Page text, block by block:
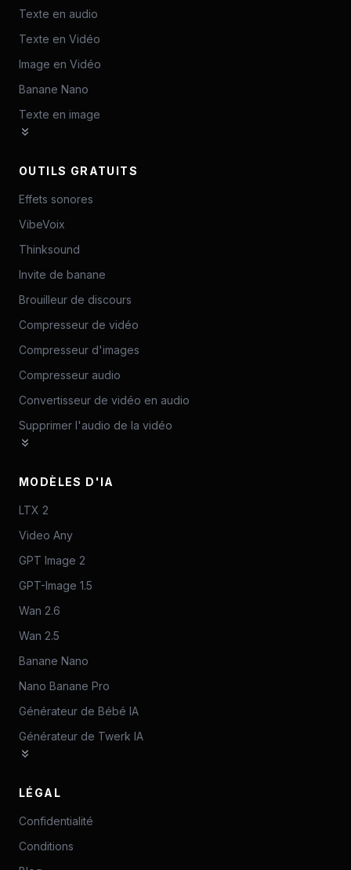
Texte en audio
Texte en Vidéo
Image en Vidéo
Banane Nano
Texte en image
OUTILS GRATUITS
Effets sonores
VibeVoix
Thinksound
Invite de banane
Brouilleur de discours
Compresseur de vidéo
Compresseur d'images
Compresseur audio
Convertisseur de vidéo en audio
Supprimer l'audio de la vidéo
MODÈLES D'IA
LTX 2
Video Any
GPT Image 2
GPT-Image 1.5
Wan 2.6
Wan 2.5
Banane Nano
Nano Banane Pro
Générateur de Bébé IA
Générateur de Twerk IA
LÉGAL
Confidentialité
Conditions